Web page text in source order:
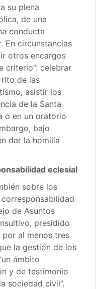
su plena
de una
conducta
En circunstancias
otros encargos
criterio”: celebrar
de las
asistir los
de la Santa
o en un oratorio
bajo
dar la homilía
eclesial
sobre los
de Asuntos
presidido
al menos tres
la gestión de los
ámbito
y de testimonio
sociedad civil”.